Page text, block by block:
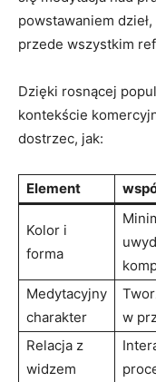
powstawaniem
przede wszystkim
Dzięki rosnącej
kontekście
dostrzec, jak:
Element
Kolor i
forma
Medytacyjny
charakter
w
Relacja z
widzem